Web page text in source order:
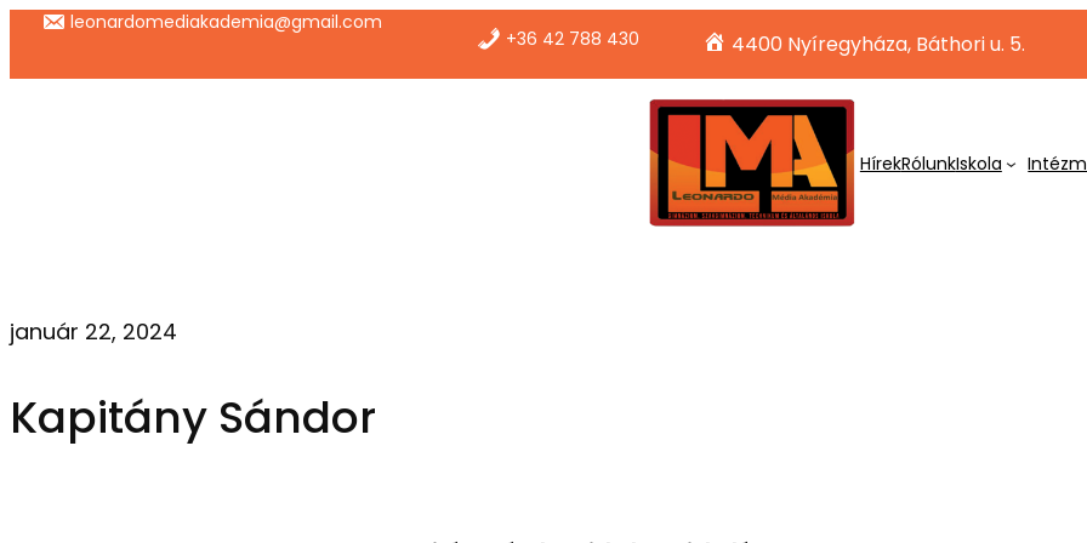
Ugrás
leonardomediakademia@gmail.com
+36 42 788 430 4400 Nyíregyháza, Báthori u. 5.
HírekRólunkIskola
január 22, 2024
Kapitány Sándor